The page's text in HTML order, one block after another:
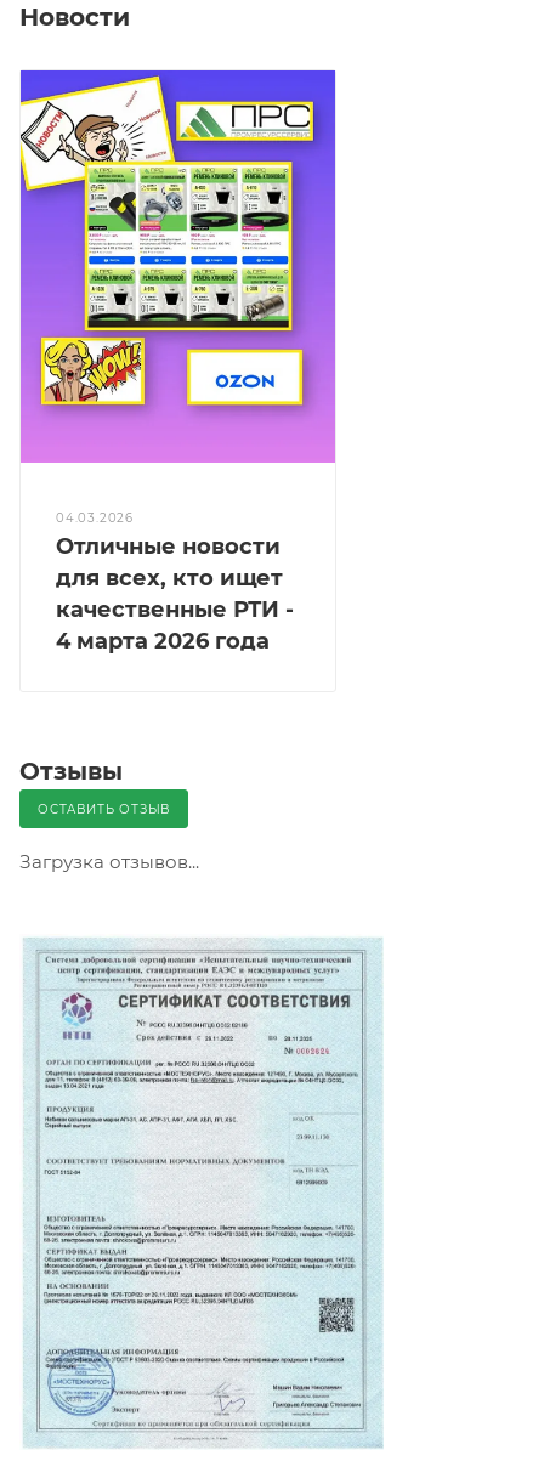
Новости
04.03.2026
Отличные новости
для всех, кто ищет
качественные РТИ -
4 марта 2026 года
Отзывы
ОСТАВИТЬ ОТЗЫВ
Загрузка отзывов...